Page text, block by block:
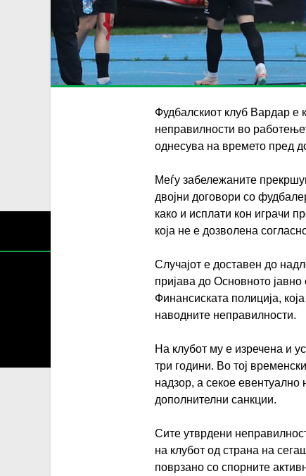
Фудбалскиот клуб Вардар е
неправилности во
однесува на времето пред
Меѓу забележаните
двојни договори со
како и исплати кон играчи
која не е дозволена
Случајот е доставен до
пријава до Основното
Финансиската полиција,
наводните неправилности.
На клубот му е изречена и
три години. Во тој
надзор, а секое
дополнителни санкции.
Сите утврдени
на клубот од страна на
поврзано со спорните
За секоја форма на распространување,